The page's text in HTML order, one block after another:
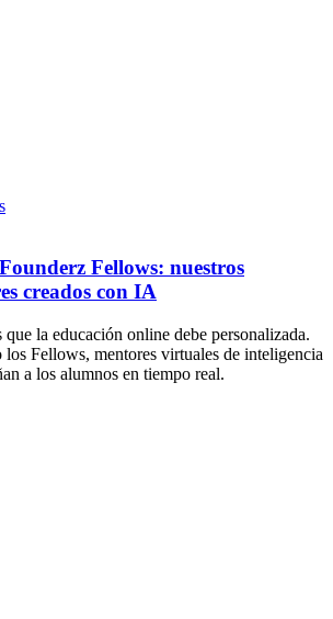
Fellows: nuestros
creados con IA
la educación online debe personalizada.
los Fellows, mentores virtuales de inteligencia
a los alumnos en tiempo real.